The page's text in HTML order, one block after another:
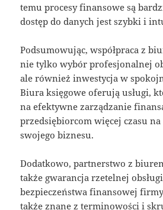
temu procesy finansowe są
dostęp do danych jest szybki i
Podsumowując, współpraca z
nie tylko wybór profesjonalnej
ale również inwestycja w
Biura księgowe oferują usługi,
na efektywne zarządzanie
przedsiębiorcom więcej czasu
swojego biznesu.
Dodatkowo, partnerstwo z
także gwarancja rzetelnej
bezpieczeństwa finansowej
także znane z terminowości i